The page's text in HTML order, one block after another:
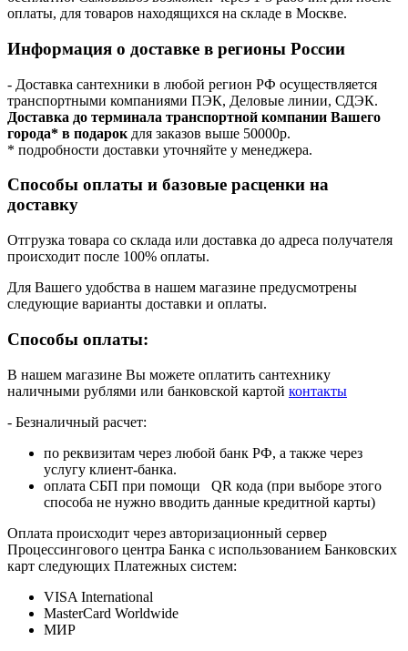
оплаты, для товаров находящихся на складе в Москве.
Информация о доставке в регионы России
- Доставка сантехники в любой регион РФ осуществляется
транспортными компаниями ПЭК, Деловые линии, СДЭК.
Доставка до терминала транспортной компании Вашего
города* в подарок для заказов выше 50000р.
* подробности доставки уточняйте у менеджера.
Способы оплаты и базовые расценки на
доставку
Отгрузка товара со склада или доставка до адреса получателя
происходит после 100% оплаты.
Для Вашего удобства в нашем магазине предусмотрены
следующие варианты доставки и оплаты.
Способы оплаты:
В нашем магазине Вы можете оплатить сантехнику
наличными рублями или банковской картой контакты
- Безналичный расчет:
по реквизитам через любой банк РФ, а также через
услугу клиент-банка.
оплата СБП при помощи QR кода (при выборе этого
способа не нужно вводить данные кредитной карты)
Оплата происходит через авторизационный сервер
Процессингового центра Банка с использованием Банковских
карт следующих Платежных систем:
VISA International
MasterCard Worldwide
МИР